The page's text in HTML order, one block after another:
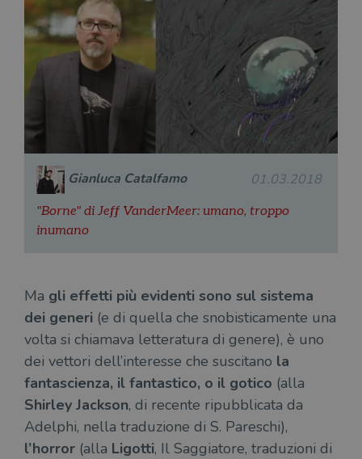
Gianluca Catalfamo 01.03.2018
"Borne" di Jeff VanderMeer: umano, troppo
inumano
Ma gli effetti più evidenti sono sul sistema
dei generi (e di quella che snobisticamente una
volta si chiamava letteratura di genere), è uno
dei vettori dell’interesse che suscitano la
fantascienza, il fantastico, o il gotico (alla
Shirley Jackson, di recente ripubblicata da
Adelphi, nella traduzione di S. Pareschi),
l’horror (alla Ligotti, Il Saggiatore, traduzioni di